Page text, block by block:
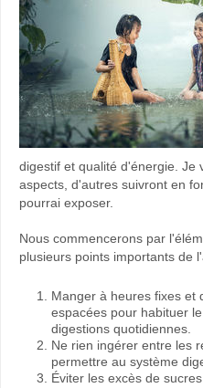
digestif et qualité d'énergie. Je
aspects, d'autres suivront en
pourrai exposer.
Nous commencerons par
plusieurs points importants de
Manger à heures fixes et
espacées pour habituer
digestions quotidiennes.
Ne rien ingérer entre les
permettre au système
Éviter les excès de